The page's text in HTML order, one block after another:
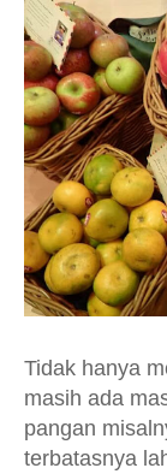
Tidak hanya
masih ada
pangan
terbatasnya